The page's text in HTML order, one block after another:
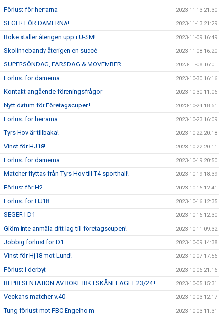
Förlust för herrarna 2023-11-13 21:30
SEGER FÖR DAMERNA! 2023-11-13 21:29
Röke ställer återigen upp i U-SM! 2023-11-09 16:49
Skolinnebandy återigen en succé 2023-11-08 16:20
SUPERSÖNDAG, FARSDAG & MOVEMBER 2023-11-08 16:01
Förlust för damerna 2023-10-30 16:16
Kontakt angående föreningsfrågor 2023-10-30 11:06
Nytt datum för Företagscupen! 2023-10-24 18:51
Förlust för herrarna 2023-10-23 16:09
Tyrs Hov är tillbaka! 2023-10-22 20:18
Vinst för HJ18! 2023-10-22 20:11
Förlust för damerna 2023-10-19 20:50
Matcher flyttas från Tyrs Hov till T4 sporthall! 2023-10-19 18:39
Förlust för H2 2023-10-16 12:41
Förlust för HJ18 2023-10-16 12:35
SEGER I D1 2023-10-16 12:30
Glöm inte anmäla ditt lag till företagscupen! 2023-10-11 09:32
Jobbig förlust för D1 2023-10-09 14:38
Vinst för Hj18 mot Lund! 2023-10-07 17:56
Förlust i derbyt 2023-10-06 21:16
REPRESENTATION AV RÖKE IBK I SKÅNELAGET 23/24!! 2023-10-05 15:31
Veckans matcher v.40 2023-10-03 12:17
Tung förlust mot FBC Engelholm 2023-10-03 11:31